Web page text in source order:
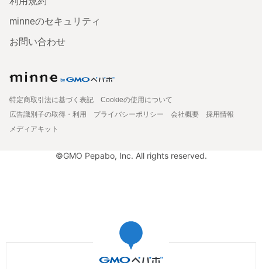
minneのセキュリティ
お問い合わせ
特定商取引法に基づく表記
Cookieの使用について
広告識別子の取得・利用
プライバシーポリシー 会社概要
採用情報
メディアキット
©GMO Pepabo, Inc. All rights reserved.